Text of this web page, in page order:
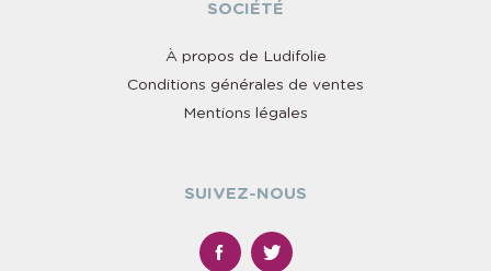
SOCIÉTÉ
À propos de Ludifolie
Conditions générales de ventes
Mentions légales
SUIVEZ-NOUS